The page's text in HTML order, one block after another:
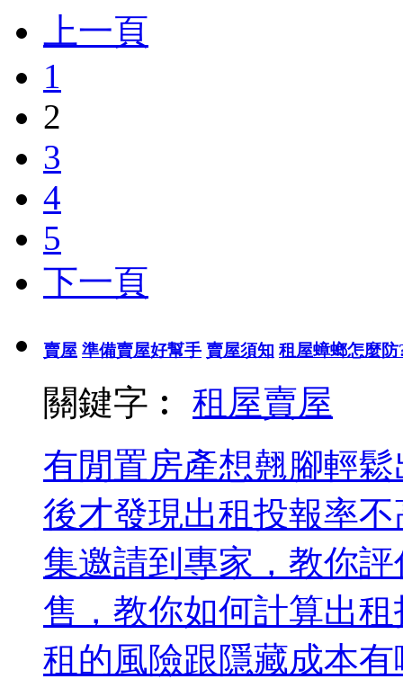
上一頁
1
2
3
4
5
下一頁
賣屋 準備賣屋好幫手 賣屋須知 租屋蟑螂怎麼
關鍵字︰ 租屋賣屋
有閒置房產想翹腳輕
後才發現出租投報率
集邀請到專家，教你
售，教你如何計算出
租的風險跟隱藏成本